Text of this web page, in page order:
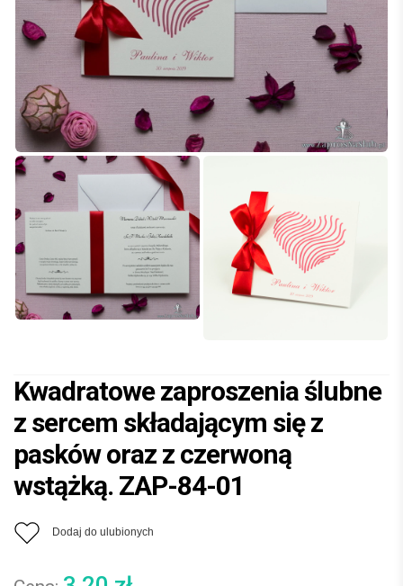
Kwadratowe zaproszenia ślubne
z sercem składającym się z
pasków oraz z czerwoną
wstążką. ZAP-84-01
Dodaj do ulubionych